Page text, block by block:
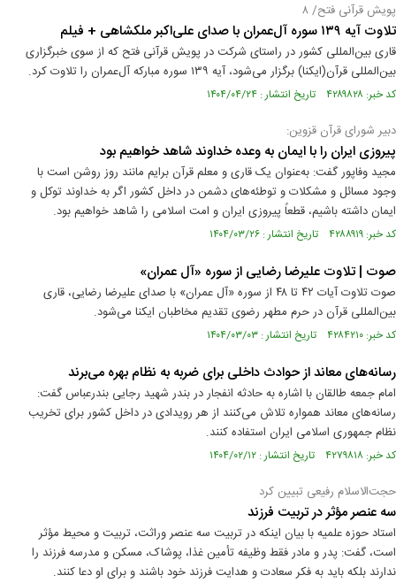
پویش قرآنی فتح/ ۸
تلاوت آیه ۱۳۹ سوره آل‌عمران با صدای علی‌اکبر ملکشاهی + فیلم
قاری بین‌المللی کشور در راستای شرکت در پویش قرآنی فتح که از سوی خبرگزاری
بین‌المللی قرآن(ایکنا) برگزار می‌شود، آیه ۱۳۹ سوره مبارکه آل‌عمران را تلاوت کرد.
کد خبر: ۴۲۸۹۸۲۸ تاریخ انتشار : ۱۴۰۴/۰۴/۲۴
دبیر شورای قرآن قزوین:
پیروزی ایران را با ایمان به وعده خداوند شاهد خواهیم بود
مجید وفاپور گفت: به‌عنوان یک قاری و معلم قرآن برایم مانند روز روشن است با
وجود مسائل و مشکلات و توطئه‌های دشمن در داخل کشور اگر به خداوند توکل و
ایمان داشته باشیم، قطعاً پیروزی ایران و امت اسلامی را شاهد خواهیم بود.
کد خبر: ۴۲۸۸۹۱۹ تاریخ انتشار : ۱۴۰۴/۰۳/۲۶
صوت | تلاوت علیرضا رضایی از سوره‌ «آل عمران»
صوت تلاوت آیات ۴۲ تا ۴۸ از سوره «آل عمران» با صدای علیرضا رضایی، قاری
بین‌المللی قرآن در حرم مطهر رضوی تقدیم مخاطبان ایکنا می‌شود.
کد خبر: ۴۲۸۴۲۱۰ تاریخ انتشار : ۱۴۰۴/۰۳/۰۳
رسانه‌های معاند از حوادث داخلی برای ضربه به نظام بهره می‌برند
امام جمعه طالقان با اشاره به حادثه انفجار در بندر شهید رجایی بندرعباس گفت:
رسانه‌های معاند همواره تلاش می‌کنند از هر رویدادی در داخل کشور برای تخریب
نظام جمهوری اسلامی ایران استفاده کنند.
کد خبر: ۴۲۷۹۸۱۸ تاریخ انتشار : ۱۴۰۴/۰۲/۱۲
حجت‌الاسلام رفیعی تبیین کرد
سه عنصر مؤثر در تربیت فرزند
استاد حوزه علمیه با بیان اینکه در تربیت سه عنصر وراثت، تربیت و محیط مؤثر
است، گفت: پدر و مادر فقط وظیفه تأمین غذا، پوشاک، مسکن و مدرسه فرزند را
ندارند بلکه باید به فکر سعادت و هدایت فرزند خود باشند و برای او دعا کنند.